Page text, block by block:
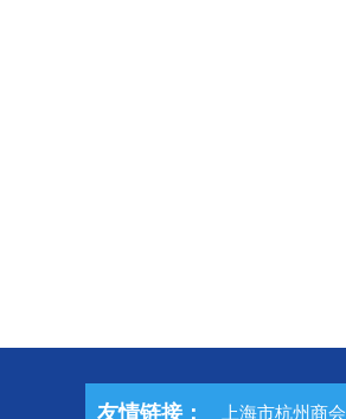
友情链接： 上海市杭州商会